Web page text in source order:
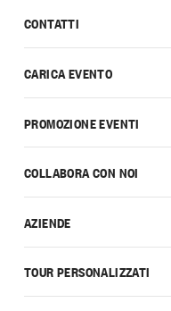
CONTATTI
CARICA EVENTO
PROMOZIONE EVENTI
COLLABORA CON NOI
AZIENDE
TOUR PERSONALIZZATI